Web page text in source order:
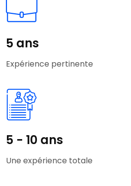
5 ans
Expérience pertinente
5 - 10 ans
Une expérience totale